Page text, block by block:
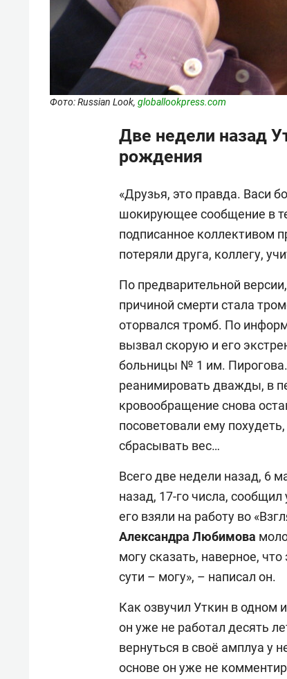
Фото: Russian Look, globallookpress.com
Две недели назад
рождения
«Друзья, это правда. Васи
шокирующее сообщение в
подписанное коллективом
потеряли друга, коллегу,
По предварительной
причиной смерти стала
оторвался тромб. По
вызвал скорую и его
больницы № 1 им.
реанимировать дважды, в
кровообращение снова
посоветовали ему
сбрасывать вес…
Всего две недели назад, 6
назад, 17-го числа, сообщил
его взяли на работу во
Александра Любимова
могу сказать, наверное,
сути – могу», – написал он.
Как озвучил Уткин в одном
он уже не работал десять
вернуться в своё амплуа у
основе он уже не